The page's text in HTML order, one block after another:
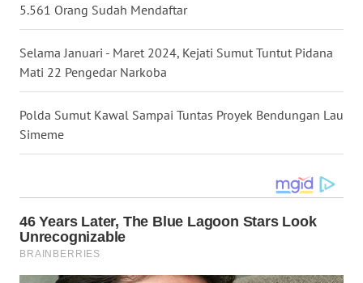
5.561 Orang Sudah Mendaftar
Selama Januari - Maret 2024, Kejati Sumut Tuntut Pidana
Mati 22 Pengedar Narkoba
Polda Sumut Kawal Sampai Tuntas Proyek Bendungan Lau
Simeme
SERDANG
WN
TEBING
TINGGI
WN
PAKPAK
WN
KARAWANG
WN
BEKASI